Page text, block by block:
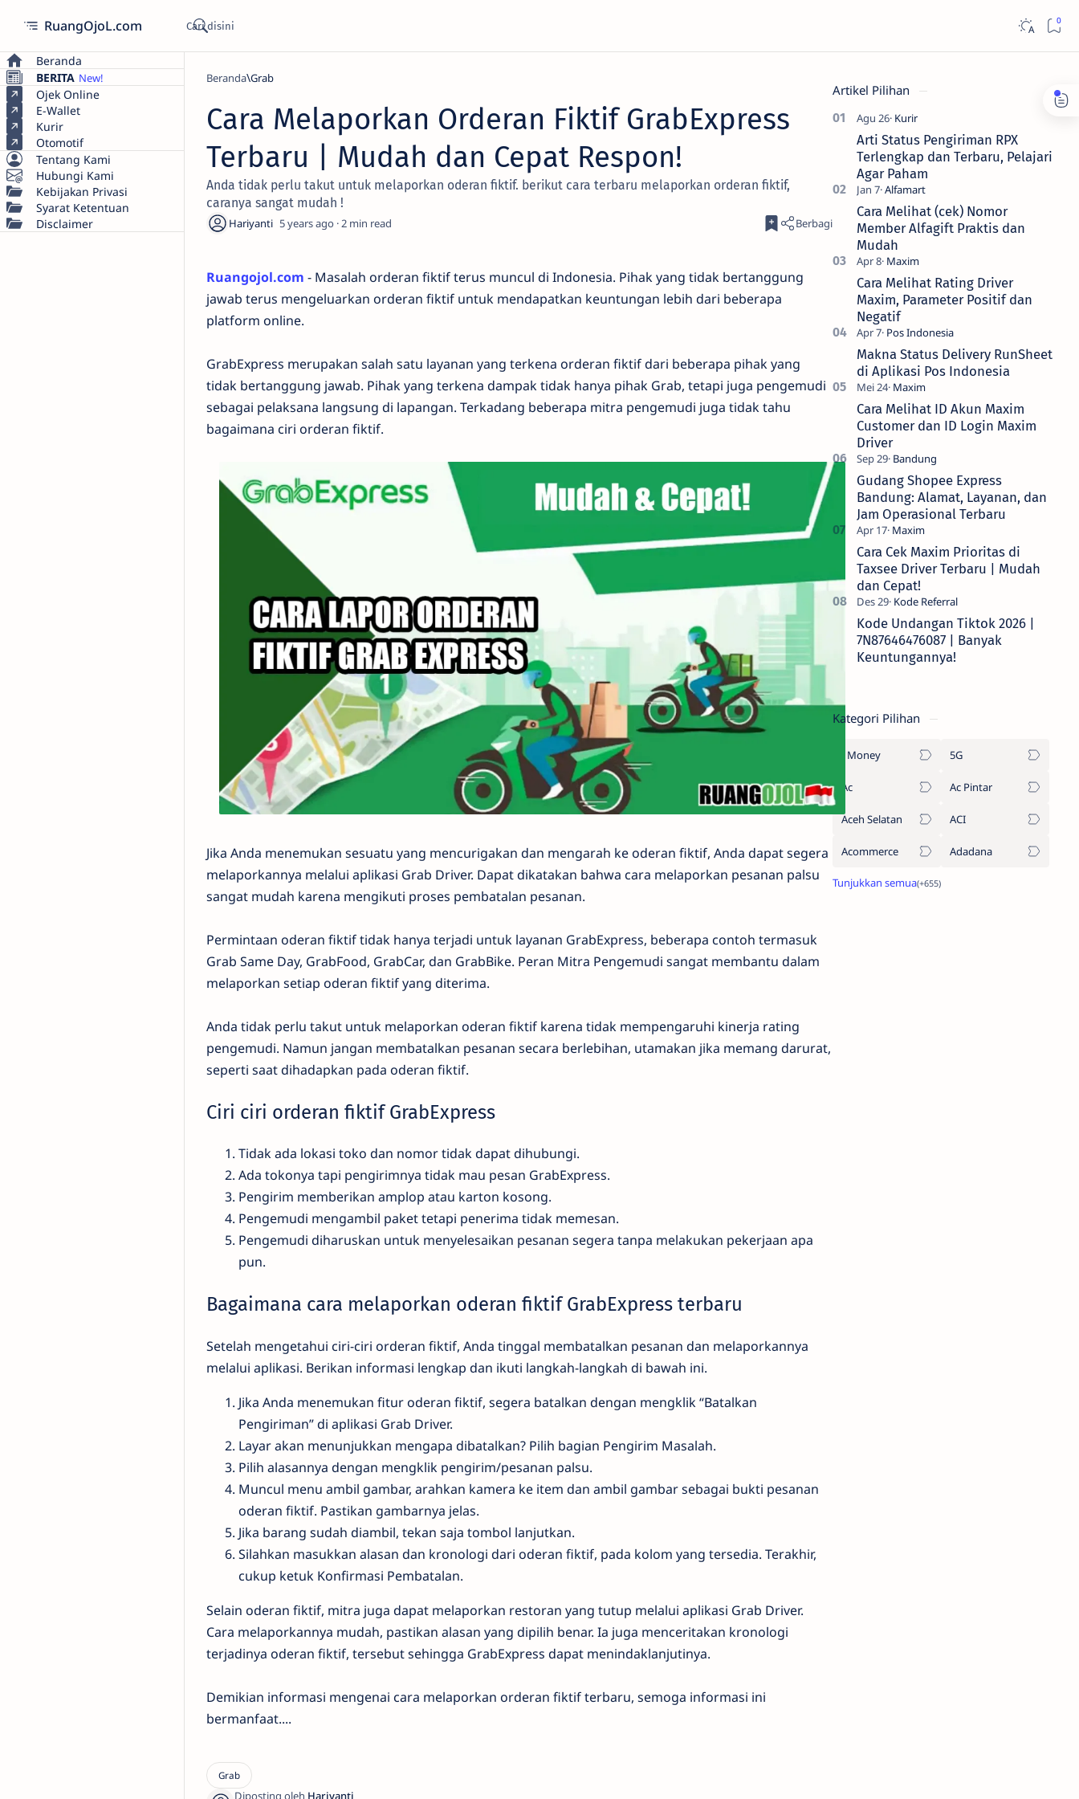
RuangOjoL.com
Beranda
BERITA
Ojek Online
E-Wallet
Kurir
Otomotif
Tentang Kami
Hubungi Kami
Kebijakan Privasi
Syarat Ketentuan
Disclaimer
Beranda Grab
Cara Melaporkan Orderan Fiktif GrabExpress
Terbaru | Mudah dan Cepat Respon!
Anda tidak perlu takut untuk melaporkan oderan fiktif. berikut cara terbaru melaporkan orderan fiktif,
caranya sangat mudah !
5 years ago 2
Ruangojol.com - Masalah orderan fiktif terus muncul di Indonesia. Pihak yang tidak bertanggung
jawab terus mengeluarkan orderan fiktif untuk mendapatkan keuntungan lebih dari beberapa
platform online.
GrabExpress merupakan salah satu layanan yang terkena orderan fiktif dari beberapa pihak yang
tidak bertanggung jawab. Pihak yang terkena dampak tidak hanya pihak Grab, tetapi juga pengemudi
sebagai pelaksana langsung di lapangan. Terkadang beberapa mitra pengemudi juga tidak tahu
bagaimana ciri orderan fiktif.
Jika Anda menemukan sesuatu yang mencurigakan dan mengarah ke oderan fiktif, Anda dapat segera
melaporkannya melalui aplikasi Grab Driver. Dapat dikatakan bahwa cara melaporkan pesanan palsu
sangat mudah karena mengikuti proses pembatalan pesanan.
Permintaan oderan fiktif tidak hanya terjadi untuk layanan GrabExpress, beberapa contoh termasuk
Grab Same Day, GrabFood, GrabCar, dan GrabBike. Peran Mitra Pengemudi sangat membantu dalam
melaporkan setiap oderan fiktif yang diterima.
Anda tidak perlu takut untuk melaporkan oderan fiktif karena tidak mempengaruhi kinerja rating
pengemudi. Namun jangan membatalkan pesanan secara berlebihan, utamakan jika memang darurat,
seperti saat dihadapkan pada oderan fiktif.
Ciri ciri orderan fiktif GrabExpress
Tidak ada lokasi toko dan nomor tidak dapat dihubungi.
Ada tokonya tapi pengirimnya tidak mau pesan GrabExpress.
Pengirim memberikan amplop atau karton kosong.
Pengemudi mengambil paket tetapi penerima tidak memesan.
Pengemudi diharuskan untuk menyelesaikan pesanan segera tanpa melakukan pekerjaan apa
pun.
Bagaimana cara melaporkan oderan fiktif GrabExpress terbaru
Setelah mengetahui ciri-ciri orderan fiktif, Anda tinggal membatalkan pesanan dan melaporkannya
melalui aplikasi. Berikan informasi lengkap dan ikuti langkah-langkah di bawah ini.
Jika Anda menemukan fitur oderan fiktif, segera batalkan dengan mengklik “Batalkan
Pengiriman” di aplikasi Grab Driver.
Layar akan menunjukkan mengapa dibatalkan? Pilih bagian Pengirim Masalah.
Pilih alasannya dengan mengklik pengirim/pesanan palsu.
Muncul menu ambil gambar, arahkan kamera ke item dan ambil gambar sebagai bukti pesanan
oderan fiktif. Pastikan gambarnya jelas.
Jika barang sudah diambil, tekan saja tombol lanjutkan.
Silahkan masukkan alasan dan kronologi dari oderan fiktif, pada kolom yang tersedia. Terakhir,
cukup ketuk Konfirmasi Pembatalan.
Selain oderan fiktif, mitra juga dapat melaporkan restoran yang tutup melalui aplikasi Grab Driver.
Cara melaporkannya mudah, pastikan alasan yang dipilih benar. Ia juga menceritakan kronologi
terjadinya oderan fiktif, tersebut sehingga GrabExpress dapat menindaklanjutinya.
Demikian informasi mengenai cara melaporkan orderan fiktif terbaru, semoga informasi ini
bermanfaat....
Artikel Pilihan
Arti Status Pengiriman RPX
Terlengkap dan Terbaru, Pelajari
Agar Paham
Cara Melihat (cek) Nomor
Member Alfagift Praktis dan
Mudah
Cara Melihat Rating Driver
Maxim, Parameter Positif dan
Negatif
Makna Status Delivery RunSheet
di Aplikasi Pos Indonesia
Cara Melihat ID Akun Maxim
Customer dan ID Login Maxim
Driver
Gudang Shopee Express
Bandung: Alamat, Layanan, dan
Jam Operasional Terbaru
Cara Cek Maxim Prioritas di
Taxsee Driver Terbaru | Mudah
dan Cepat!
Kode Undangan Tiktok 2026 |
7N87646476087 | Banyak
Keuntungannya!
Kategori Pilihan
1Money 5G
Ac Ac Pintar
Aceh Selatan ACI
Acommerce Adadana